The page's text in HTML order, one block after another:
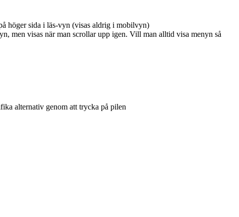
höger sida i läs-vyn (visas aldrig i mobilvyn)
men visas när man scrollar upp igen. Vill man alltid visa menyn så
alternativ genom att trycka på pilen